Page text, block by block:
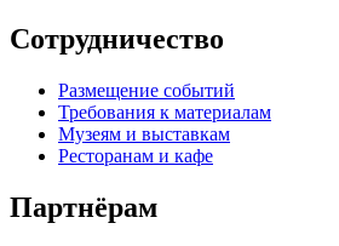
Сотрудничество
Размещение событий
Требования к материалам
Музеям и выставкам
Ресторанам и кафе
Партнёрам